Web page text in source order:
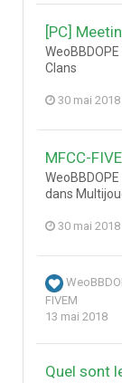
[PC]
Clans
30 mai 2018
MFCC-
dans
30 mai 2018
FIVEM
13 mai 2018
Quel sont